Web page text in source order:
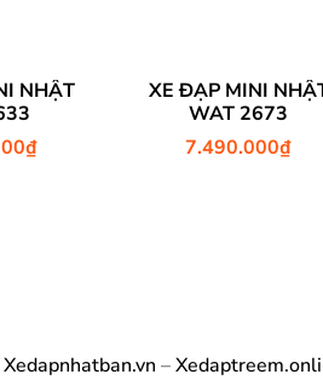
NHẬT
₫
XE ĐẠP MINI
WAT 2673
7.490.000₫
Xedapnhatban.vn –